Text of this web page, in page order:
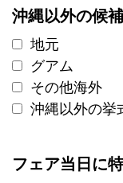
沖縄以外の候
地元
グアム
その他海外
沖縄以外の挙
フェア当日に